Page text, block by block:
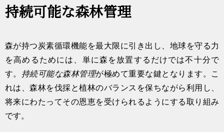
持続可能な森林管理
森が持つ炭素循環機能を最大限に引き出し、地球を守る力
を高めるためには、単に森を放置するだけでは不十分で
す。 持続可能な森林管理が極めて重要な鍵となります。こ
れは、森林を伐採と植林のバランスを保ちながら利用し、
将来にわたってその恩恵を受けられるようにする取り組み
です。